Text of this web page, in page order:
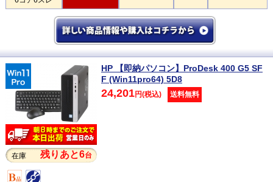
在庫 残りあと6台
HP 【即納パソコン】ProDesk 400 G5 SF
F (Win11pro64) 5D8
24,201円(税込) 送料無料